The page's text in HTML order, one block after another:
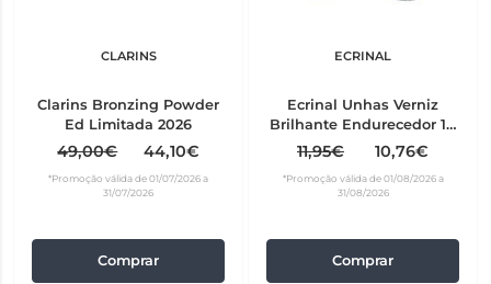
CLARINS
Clarins Bronzing Powder
Ed Limitada 2026
49,00€ 44,10€
*Promoção válida de 01/07/2026 a
31/07/2026
Comprar
ECRINAL
Ecrinal Unhas Verniz
Brilhante Endurecedor 10
11,95€ 10,76€
*Promoção válida de 01/08/2026 a
31/08/2026
Comprar